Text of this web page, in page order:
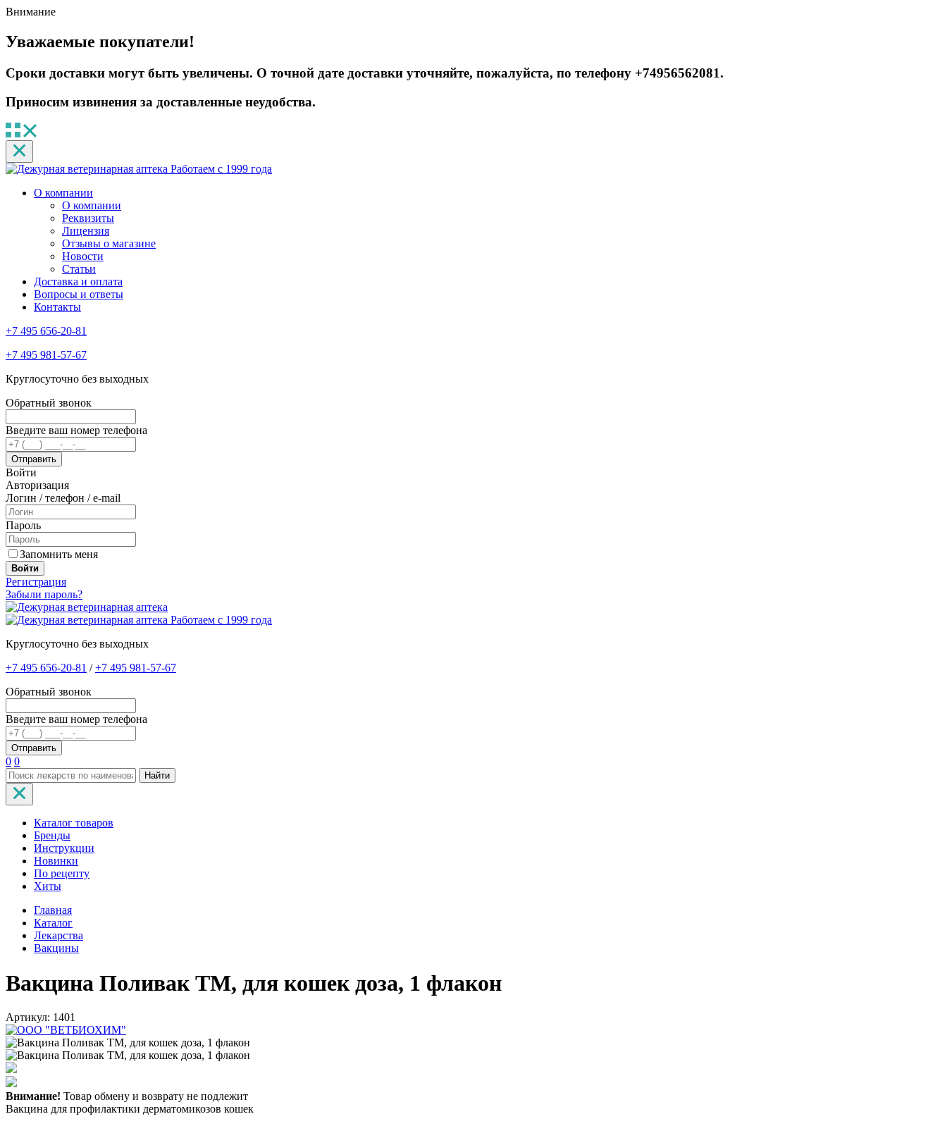
Внимание
Уважаемые покупатели!
Сроки доставки могут быть увеличены. О точной дате доставки уточняйте, пожалуйста, по телефону +74956562081.
Приносим извинения за доставленные неудобства.
Работаем с 1999 года
О компании
О компании
Реквизиты
Лицензия
Отзывы о магазине
Новости
Статьи
Доставка и оплата
Вопросы и ответы
Контакты
+7 495 656-20-81
+7 495 981-57-67
Круглосуточно без выходных
Обратный звонок
Введите ваш номер телефона
Войти
Авторизация
Логин / телефон / e-mail
Пароль
Запомнить меня
Войти
Регистрация
Забыли пароль?
Работаем с 1999 года
Круглосуточно без выходных
+7 495 656-20-81 /+7 495 981-57-67
Обратный звонок
Введите ваш номер телефона
0 0
Найти
Каталог товаров
Бренды
Инструкции
Новинки
По рецепту
Хиты
Главная
Каталог
Лекарства
Вакцины
Вакцина Поливак ТМ, для кошек доза, 1 флакон
Артикул: 1401
Внимание! Товар обмену и возврату не подлежит
Вакцина для профилактики дерматомикозов кошек